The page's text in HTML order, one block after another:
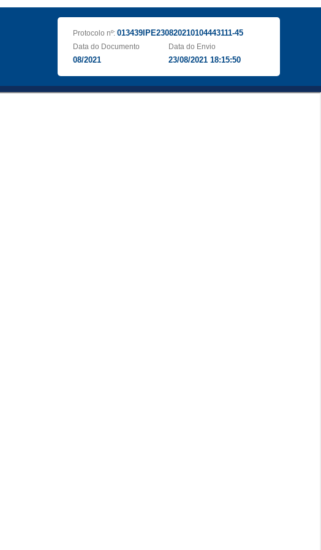
Protocolo nº: 013439IPE230820210104443111-45
Data do Documento
08/2021
Data do Envio
23/08/2021 18:15:50